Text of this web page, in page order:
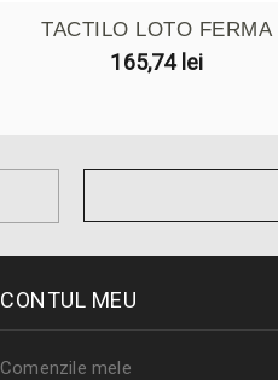
TACTILO LOTO FERMA
165,74 lei
CONTUL MEU
Comenzile mele